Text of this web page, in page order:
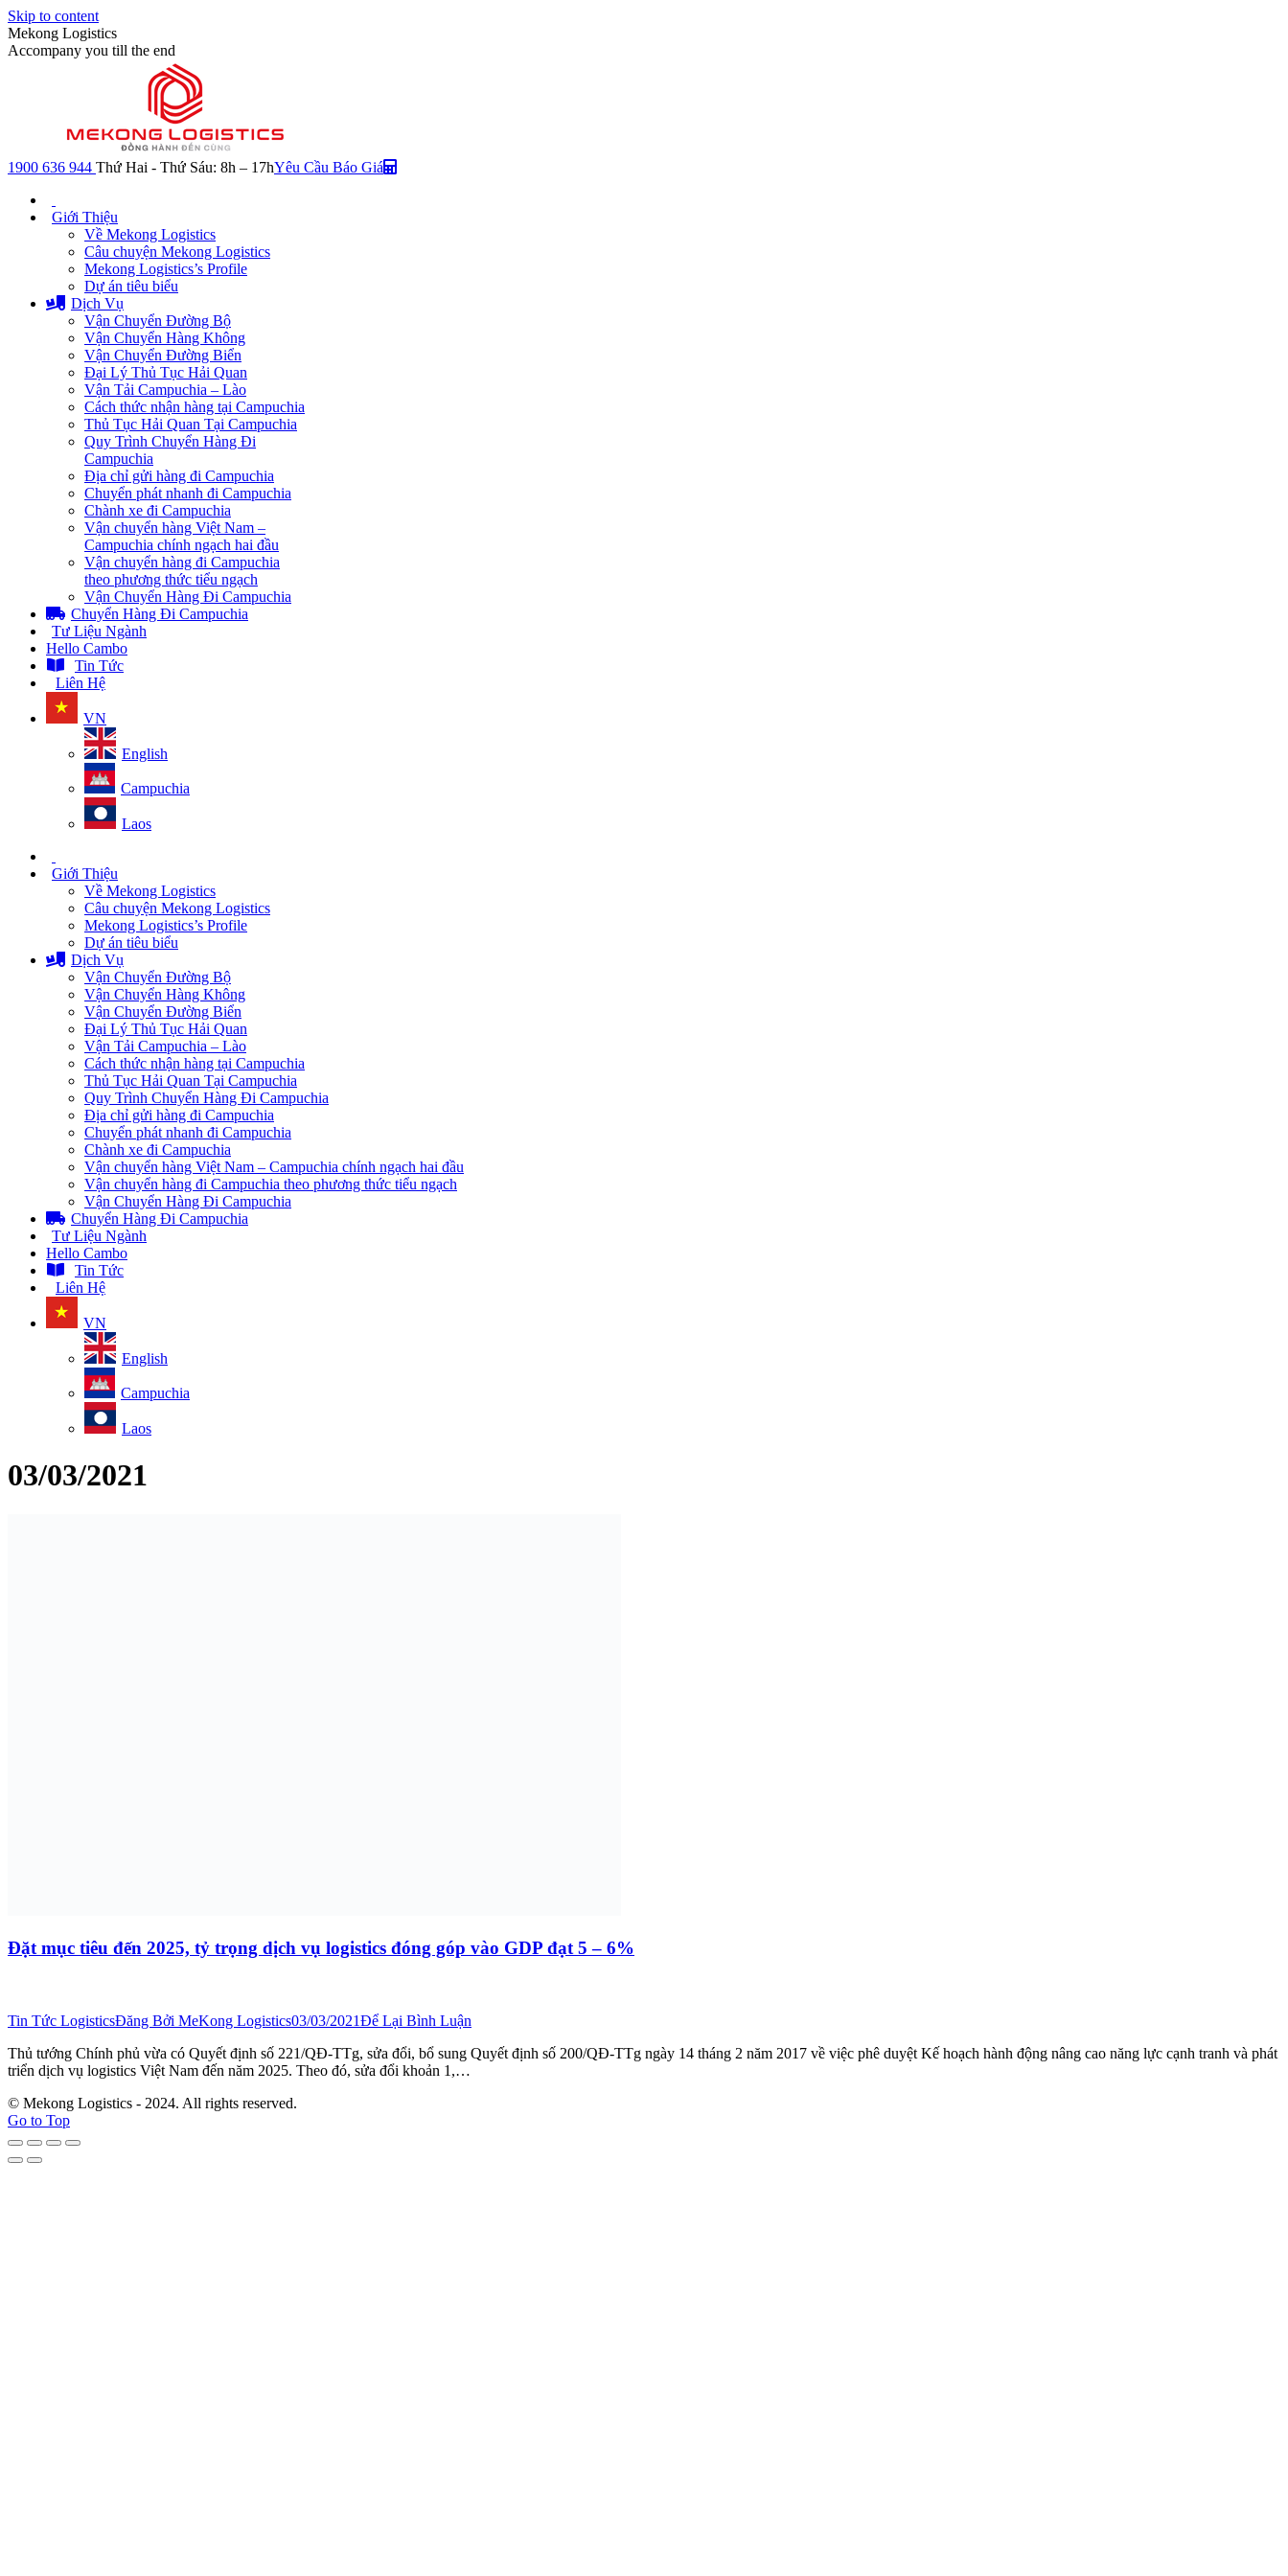
Skip to content
Mekong Logistics
Accompany you till the end
1900 636 944 Thứ Hai - Thứ Sáu: 8h – 17hYêu Cầu Báo Giá
Giới Thiệu
Về Mekong Logistics
Câu chuyện Mekong Logistics
Mekong Logistics’s Profile
Dự án tiêu biểu
Dịch Vụ
Vận Chuyển Đường Bộ
Vận Chuyển Hàng Không
Vận Chuyển Đường Biển
Đại Lý Thủ Tục Hải Quan
Vận Tải Campuchia – Lào
Cách thức nhận hàng tại Campuchia
Thủ Tục Hải Quan Tại Campuchia
Quy Trình Chuyển Hàng Đi
Campuchia
Địa chỉ gửi hàng đi Campuchia
Chuyển phát nhanh đi Campuchia
Chành xe đi Campuchia
Vận chuyển hàng Việt Nam –
Campuchia chính ngạch hai đầu
Vận chuyển hàng đi Campuchia
theo phương thức tiểu ngạch
Vận Chuyển Hàng Đi Campuchia
Chuyển Hàng Đi Campuchia
Tư Liệu Ngành
Hello Cambo
Tin Tức
Liên Hệ
VN
English
Campuchia
Laos
Giới Thiệu
Về Mekong Logistics
Câu chuyện Mekong Logistics
Mekong Logistics’s Profile
Dự án tiêu biểu
Dịch Vụ
Vận Chuyển Đường Bộ
Vận Chuyển Hàng Không
Vận Chuyển Đường Biển
Đại Lý Thủ Tục Hải Quan
Vận Tải Campuchia – Lào
Cách thức nhận hàng tại Campuchia
Thủ Tục Hải Quan Tại Campuchia
Quy Trình Chuyển Hàng Đi Campuchia
Địa chỉ gửi hàng đi Campuchia
Chuyển phát nhanh đi Campuchia
Chành xe đi Campuchia
Vận chuyển hàng Việt Nam – Campuchia chính ngạch hai đầu
Vận chuyển hàng đi Campuchia theo phương thức tiểu ngạch
Vận Chuyển Hàng Đi Campuchia
Chuyển Hàng Đi Campuchia
Tư Liệu Ngành
Hello Cambo
Tin Tức
Liên Hệ
VN
English
Campuchia
Laos
03/03/2021
Đặt mục tiêu đến 2025, tỷ trọng dịch vụ logistics đóng góp vào GDP đạt 5 – 6%
Tin Tức LogisticsĐăng Bởi MeKong Logistics03/03/2021Để Lại Bình Luận
Thủ tướng Chính phủ vừa có Quyết định số 221/QĐ-TTg, sửa đổi, bổ sung Quyết định số 200/QĐ-TTg ngày 14 tháng 2 năm 2017 về việc phê duyệt Kế hoạch hành động nâng cao năng lực cạnh tranh và phát
triển dịch vụ logistics Việt Nam đến năm 2025. Theo đó, sửa đổi khoản 1,…
© Mekong Logistics - 2024. All rights reserved.
Go to Top